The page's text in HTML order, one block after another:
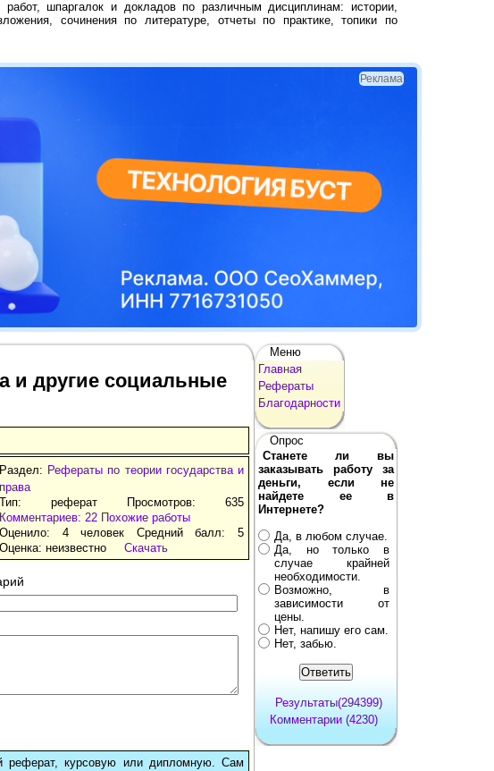
шпаргалок и докладов по различным дисциплинам: истории,
сочинения по литературе, отчеты по практике, топики по
Реклама
и другие социальные
Раздел: Рефераты по теории государства и
права
Тип: реферат Просмотров: 635
Комментариев: 22 Похожие работы
Оценило: 4 человек Средний балл: 5
Оценка: неизвестно Скачать
реферат, курсовую или дипломную. Сам
Меню
Главная
Рефераты
Благодарности
Опрос
Станете ли вы
заказывать работу за
деньги, если не
найдете ее в
Интернете?
Да, в любом случае.
Да, но только в
случае крайней
необходимости.
Возможно, в
зависимости от
цены.
Нет, напишу его сам.
Нет, забью.
Результаты(294399)
Комментарии (4230)